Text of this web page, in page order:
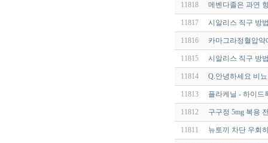
11818 메벤다졸은 과연
11817 시알리스 직구 방
11816 카마그라정혈압
11815 시알리스 직구 방
11814 Q.안녕하세요 비
11813 플라케닐 - 하이드
11812 구구정 5mg 복용
11811 뉴토끼 차단 우회